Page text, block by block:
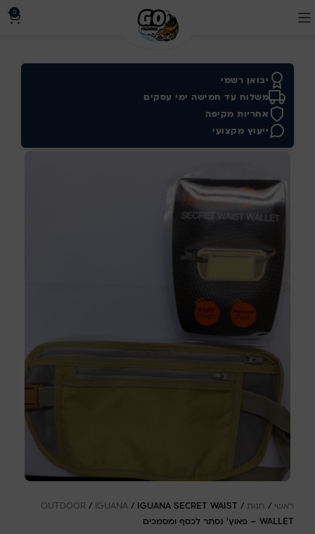
0
יבואן רשמי
משלוח עד חמישה ימי עסקים
אחריות מקיפה
ייעוץ מקצועי
ראשי / חנות /
OUTDOOR / IGUANA / IGUANA SECRET WAIST
WALLET – פאוץ' נסתר לכסף ומסמכים